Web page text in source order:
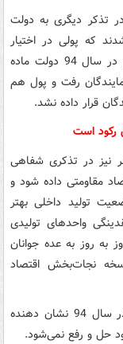
تذکر دیگری به دولت
شدند که پولی در اختیار
نمایندگان مجلس برای محرومیت‌زدایی است ولی در سال 94 دولت ماده
نمایندگان رفت و پول هم
قرار داده نشد.
رکود است
نیز در تذکری شفاهی
مقاومتی داده شود و
تولید داخلی بهتر
واحدهای تولیدی
به روز به عده جوانان
نجات‌بخش اقتصاد
وی ادامه داد: کتمان آمار نرخ رشد تولید ملی در سال 94 نشان دهنده
حل و رفع نمی‌شود.